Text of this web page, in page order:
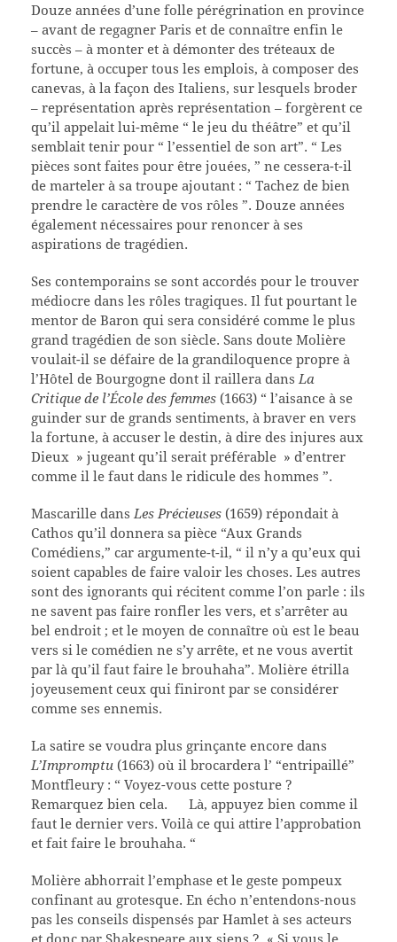
Douze années d’une folle pérégrination en province
– avant de regagner Paris et de connaître enfin le
succès – à monter et à démonter des tréteaux de
fortune, à occuper tous les emplois, à composer des
canevas, à la façon des Italiens, sur lesquels broder
– représentation après représentation – forgèrent ce
qu’il appelait lui-même “ le jeu du théâtre” et qu’il
semblait tenir pour “ l’essentiel de son art”. “ Les
pièces sont faites pour être jouées, ” ne cessera-t-il
de marteler à sa troupe ajoutant : “ Tachez de bien
prendre le caractère de vos rôles ”. Douze années
également nécessaires pour renoncer à ses
aspirations de tragédien.
Ses contemporains se sont accordés pour le trouver
médiocre dans les rôles tragiques. Il fut pourtant le
mentor de Baron qui sera considéré comme le plus
grand tragédien de son siècle. Sans doute Molière
voulait-il se défaire de la grandiloquence propre à
l’Hôtel de Bourgogne dont il raillera dansLa
Critique de l’École des femmes (1663) “ l’aisance à se
guinder sur de grands sentiments, à braver en vers
la fortune, à accuser le destin, à dire des injures aux
Dieux » jugeant qu’il serait préférable » d’entrer
comme il le faut dans le ridicule des hommes ”.
Mascarille dansLes Précieuses (1659) répondait à
Cathos qu’il donnera sa pièce “Aux Grands
Comédiens,” car argumente-t-il, “ il n’y a qu’eux qui
soient capables de faire valoir les choses. Les autres
sont des ignorants qui récitent comme l’on parle : ils
ne savent pas faire ronfler les vers, et s’arrêter au
bel endroit ; et le moyen de connaître où est le beau
vers si le comédien ne s’y arrête, et ne vous avertit
par là qu’il faut faire le brouhaha”. Molière étrilla
joyeusement ceux qui finiront par se considérer
comme ses ennemis.
La satire se voudra plus grinçante encore dans
L’Impromptu (1663) où il brocardera l’ “entripaillé”
Montfleury : “ Voyez-vous cette posture ?
Remarquez bien cela. Là, appuyez bien comme il
faut le dernier vers. Voilà ce qui attire l’approbation
et fait faire le brouhaha. “
Molière abhorrait l’emphase et le geste pompeux
confinant au grotesque. En écho n’entendons-nous
pas les conseils dispensés par Hamlet à ses acteurs